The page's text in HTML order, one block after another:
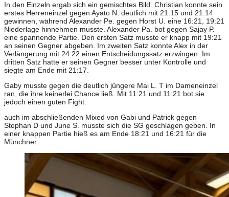
In den Einzeln ergab sich ein gemischtes Bild. Christian konnte sein
erstes Herreneinzel gegen Ayato N. deutlich mit 21:15 und 21:14
gewinnen, während Alexander Pe. gegen Horst U. eine 16:21, 19:21
Niederlage hinnehmen musste. Alexander Pa. bot gegen Sajay P.
eine spannende Partie. Den ersten Satz musste er knapp mit 19:21
an seinen Gegner abgeben. Im zweiten Satz konnte Alex in der
Verlängerung mit 24:22 einen Entscheidungssatz erzwingen. Im
dritten Satz hatte er seinen Gegner besser unter Kontrolle und
siegte am Ende mit 21:17.
Gaby musste gegen die deutlich jüngere Mai L. T im Dameneinzel
ran, die ihre keinerlei Chance ließ. Mit 11:21 und 11:21 bot sie
jedoch einen guten Fight.
auch im abschließenden Mixed von Gabi und Patrick gegen
Stephan D und June S. musste sich die SG geschlagen geben. In
einer knappen Partie hieß es am Ende 18:21 und 16:21 für die
Münchner.